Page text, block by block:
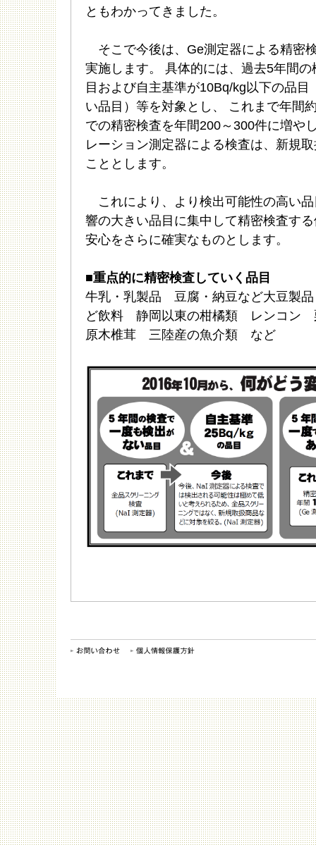
ともわかってきました。
そこで今後は、Ge測定器による精密
実施します。 具体的には、過去5年間
目および自主基準が10Bq/kg以下の品
い品目）等を対象とし、 これまで年間
での精密検査を年間200～300件に増や
レーション測定器による検査は、新規
こととします。
これにより、より検出可能性の高い
響の大きい品目に集中して精密検査す
安心をさらに確実なものとします。
■重点的に精密検査していく品目
牛乳・乳製品 豆腐・納豆など大豆製
ど飲料 静岡以東の柑橘類 レンコ
原木椎茸 三陸産の魚介類 など